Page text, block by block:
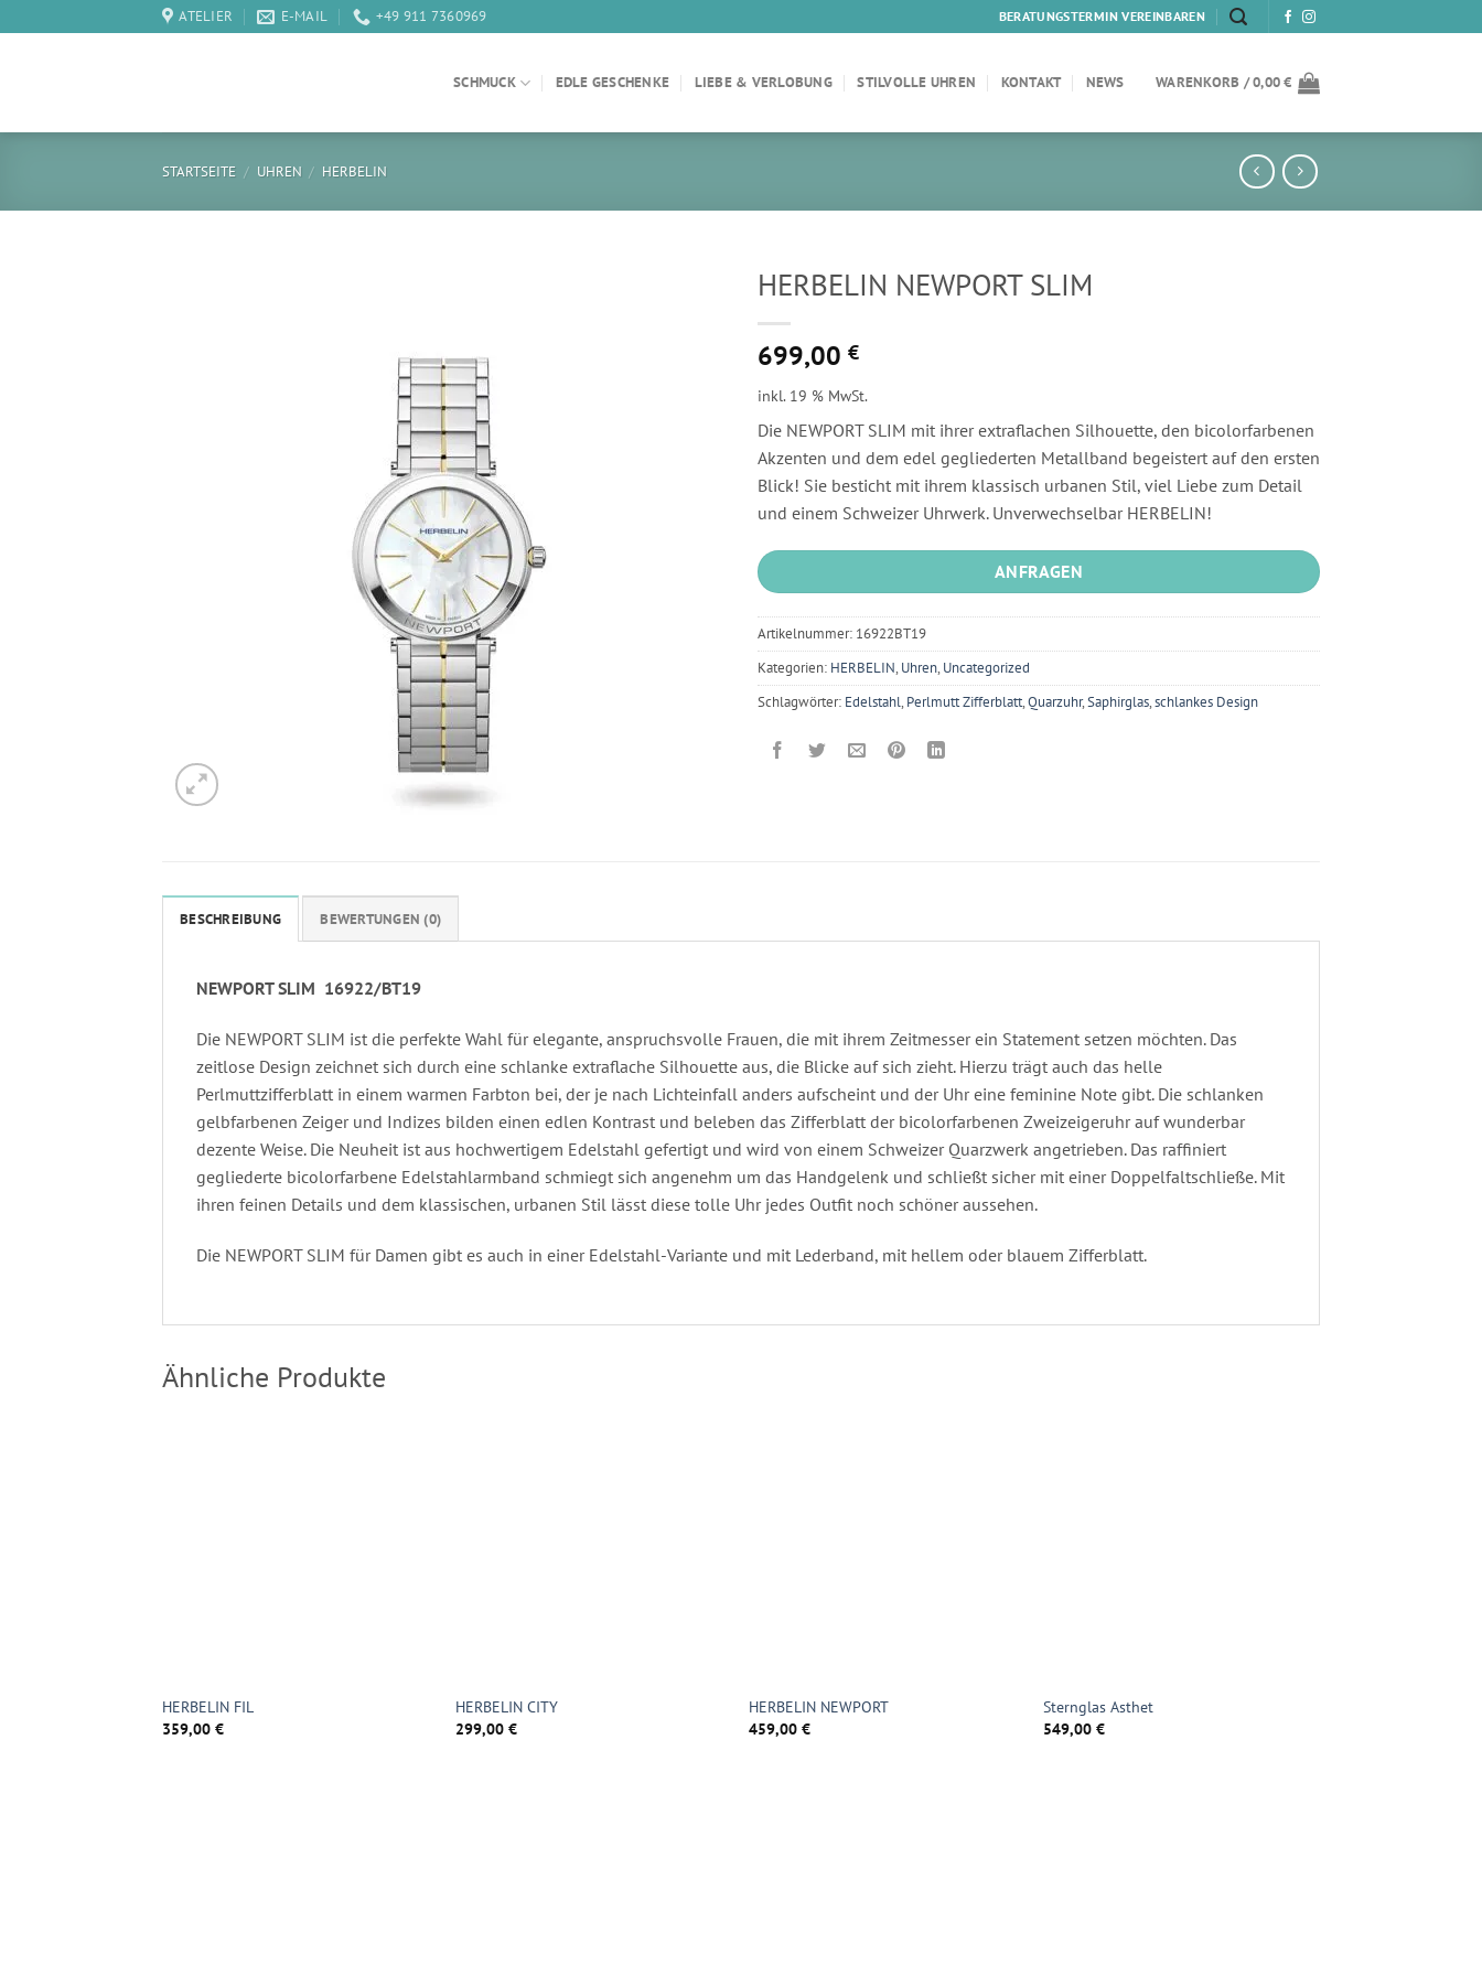
Inhalt
ATELIER E-MAIL +49 911 7360969 BERATUNGSTERMIN VEREINBAREN
SCHMUCK EDLE GESCHENKE LIEBE & VERLOBUNG STILVOLLE UHREN KONTAKT NEWS WARENKORB /0,00€
STARTSEITE / UHREN / HERBELIN
HERBELIN NEWPORT SLIM
699,00 €
inkl. 19 % MwSt.
Die NEWPORT SLIM mit ihrer extraflachen Silhouette, den bicolorfarbenen
Akzenten und dem edel gegliederten Metallband begeistert auf den ersten
Blick! Sie besticht mit ihrem klassisch urbanen Stil, viel Liebe zum Detail
und einem Schweizer Uhrwerk. Unverwechselbar HERBELIN!
ANFRAGEN
Artikelnummer: 16922BT19
Kategorien: HERBELIN, Uhren, Uncategorized
Schlagwörter: Edelstahl, Perlmutt Zifferblatt,Quarzuhr,Saphirglas,schlankes Design
BESCHREIBUNG BEWERTUNGEN (0)
NEWPORT SLIM 16922/BT19
Die NEWPORT SLIM ist die perfekte Wahl für elegante, anspruchsvolle Frauen, die mit ihrem Zeitmesser ein Statement setzen möchten. Das
zeitlose Design zeichnet sich durch eine schlanke extraflache Silhouette aus, die Blicke auf sich zieht. Hierzu trägt auch das helle
Perlmuttzifferblatt in einem warmen Farbton bei, der je nach Lichteinfall anders aufscheint und der Uhr eine feminine Note gibt. Die schlanken
gelbfarbenen Zeiger und Indizes bilden einen edlen Kontrast und beleben das Zifferblatt der bicolorfarbenen Zweizeigeruhr auf wunderbar
dezente Weise. Die Neuheit ist aus hochwertigem Edelstahl gefertigt und wird von einem Schweizer Quarzwerk angetrieben. Das raffiniert
gegliederte bicolorfarbene Edelstahlarmband schmiegt sich angenehm um das Handgelenk und schließt sicher mit einer Doppelfaltschließe. Mit
ihren feinen Details und dem klassischen, urbanen Stil lässt diese tolle Uhr jedes Outfit noch schöner aussehen.
Die NEWPORT SLIM für Damen gibt es auch in einer Edelstahl-Variante und mit Lederband, mit hellem oder blauem Zifferblatt.
Ähnliche Produkte
HERBELIN FIL
359,00 €
HERBELIN CITY
299,00€
HERBELIN NEWPORT
459,00€
Sternglas Asthet
549,00 €